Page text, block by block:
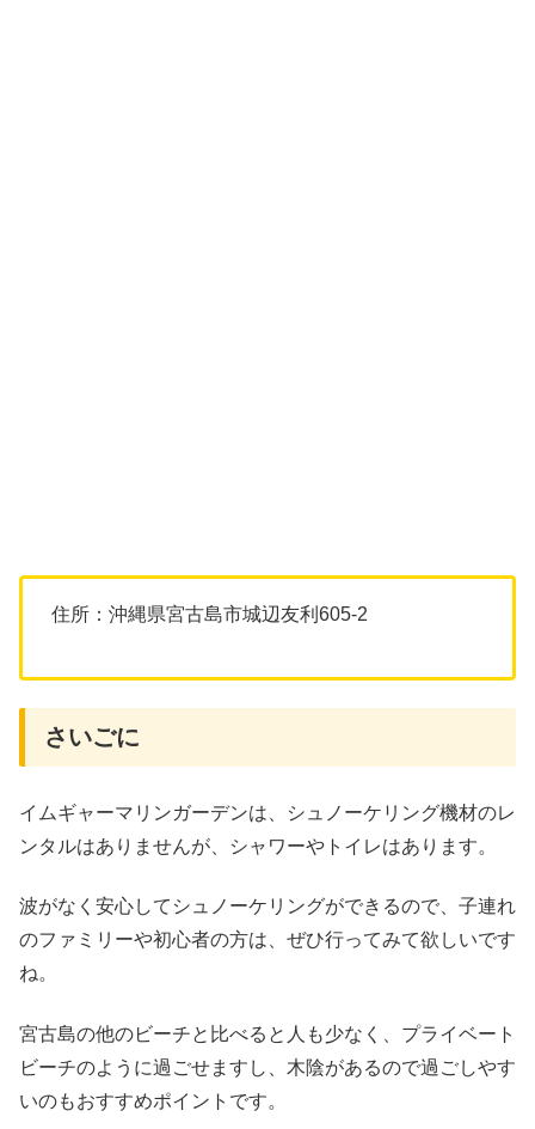
住所：沖縄県宮古島市城辺友利605-2
さいごに
イムギャーマリンガーデンは、シュノーケリング機材のレ
ンタルはありませんが、シャワーやトイレはあります。
波がなく安心してシュノーケリングができるので、子連れ
のファミリーや初心者の方は、ぜひ行ってみて欲しいです
ね。
宮古島の他のビーチと比べると人も少なく、プライベート
ビーチのように過ごせますし、木陰があるので過ごしやす
いのもおすすめポイントです。